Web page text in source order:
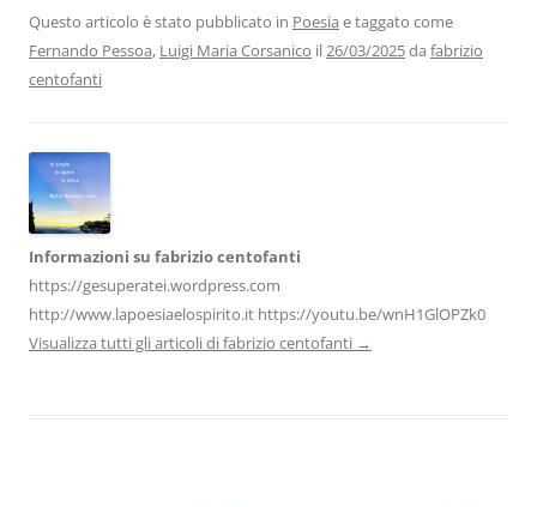
b
o
k
dI
n
A
p
a
m
vi
di
Questo articolo è stato pubblicato in Poesia e taggato come
Fernando Pessoa, Luigi Maria Corsanico il26/03/2025da fabrizio
centofanti
Informazioni su fabrizio centofanti
https://gesuperatei.wordpress.com
http://www.lapoesiaelospirito.it https://youtu.be/wnH1GlOPZk0
Visualizza tutti gli articoli di fabrizio centofanti →